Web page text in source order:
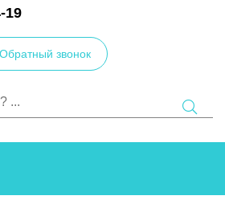
19
Обратный звонок